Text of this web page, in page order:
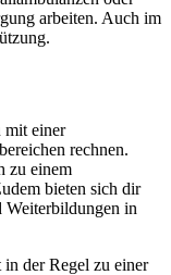
arbeiten. Auch im
mit einer
rechnen.
zu einem
bieten sich dir
Weiterbildungen in
der Regel zu einer